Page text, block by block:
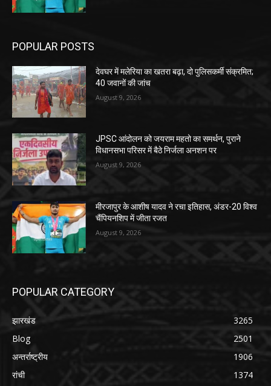
POPULAR POSTS
देवघर में मलेरिया का खतरा बढ़ा, दो पुलिसकर्मी संक्रमित;
40 जवानों की जांच
August 9, 2026
JPSC आंदोलन को जयराम महतो का समर्थन, पुराने
विधानसभा परिसर में बैठे निर्जला अनशन पर
August 9, 2026
मीरजापुर के आशीष यादव ने रचा इतिहास, अंडर-20 विश्व
चैंपियनशिप में जीता रजत
August 9, 2026
POPULAR CATEGORY
झारखंड
3265
Blog
2501
अन्तर्राष्ट्रीय
1906
रांची
1374